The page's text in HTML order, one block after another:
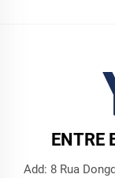
ENTRE
Add: 8 Rua